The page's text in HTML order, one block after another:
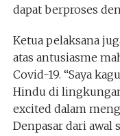
dapat berproses
Ketua pelaksana
atas antusiasme
Covid-19. “Saya
Hindu di
excited dalam
Denpasar dari awal